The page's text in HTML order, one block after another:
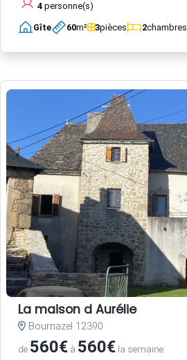
4 personne(s)
Gîte 60m² 3pièces 2chambres
La maison d Aurélie
Bournazel 12390
de 560€ à 560€ la semaine